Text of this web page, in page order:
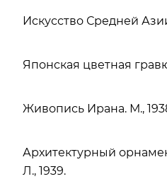
Искусство Средней
Японская цветная
Живопись Ирана. М.,
Архитектурный
Л., 1939.